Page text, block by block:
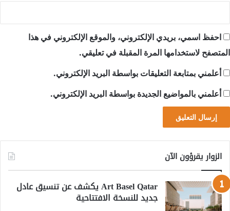
احفظ اسمي، بريدي الإلكتروني، والموقع الإلكتروني في هذا
المتصفح لاستخدامها المرة المقبلة في تعليقي.
أعلمني بمتابعة التعليقات بواسطة البريد الإلكتروني.
أعلمني بالمواضيع الجديدة بواسطة البريد الإلكتروني.
الزوار يقرؤون الآن
Art Basel Qatar يكشف عن تنسيق عادل
جديد للنسخة الافتتاحية